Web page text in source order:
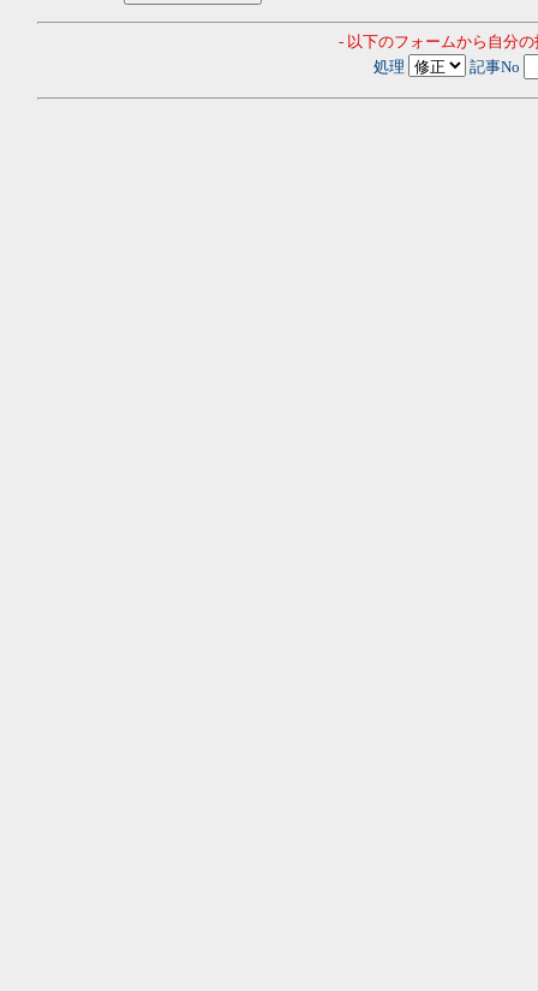
- 以下のフォームから自分
処理
記事No